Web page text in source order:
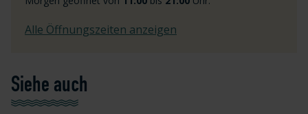
Alle Öffnungszeiten anzeigen
Siehe auch